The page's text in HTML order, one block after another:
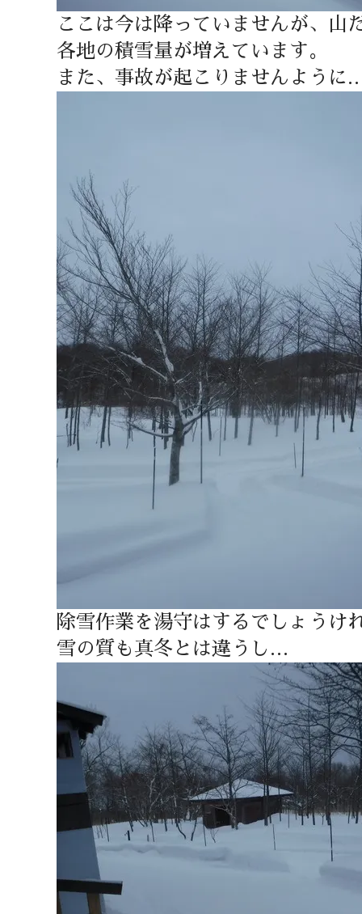
ここは今は降っていませんが、山
各地の積雪量が増えています。
また、事故が起こりませんように
除雪作業を湯守はするでしょうけ
雪の質も真冬とは違うし…